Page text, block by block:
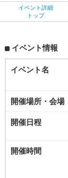
イベント詳細
トップ
イベント情報
イベント名
開催場所・会場
開催日程
開催時間